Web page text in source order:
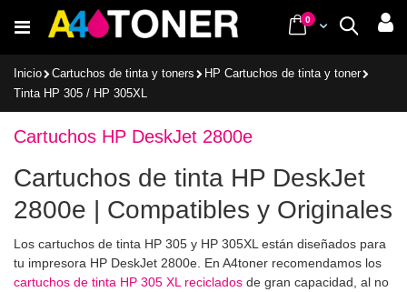
al
Buscar
Cart
0items
Inicio Cartuchos de tinta y toners
HP Cartuchos de tinta y toner
Tinta HP 305 / HP 305XL
Cartuchos HP DeskJet 2800e
Cartuchos de tinta HP DeskJet
2800e | Compatibles y Originales
Los cartuchos de tinta HP 305 y HP 305XL están diseñados para
tu impresora HP DeskJet 2800e. En A4toner recomendamos los
cartuchos de tinta HP 305 XL reciclados de gran capacidad, al no